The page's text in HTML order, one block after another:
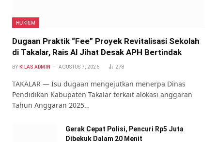
HUKRIM
Dugaan Praktik “Fee” Proyek Revitalisasi Sekolah
di Takalar, Rais Al Jihat Desak APH Bertindak
BY KILAS ADMIN AGUSTUS 7, 2026 278
TAKALAR — Isu dugaan mengejutkan menerpa Dinas
Pendidikan Kabupaten Takalar terkait alokasi anggaran
Tahun Anggaran 2025…
Gerak Cepat Polisi, Pencuri Rp5 Juta
Dibekuk Dalam 20 Menit